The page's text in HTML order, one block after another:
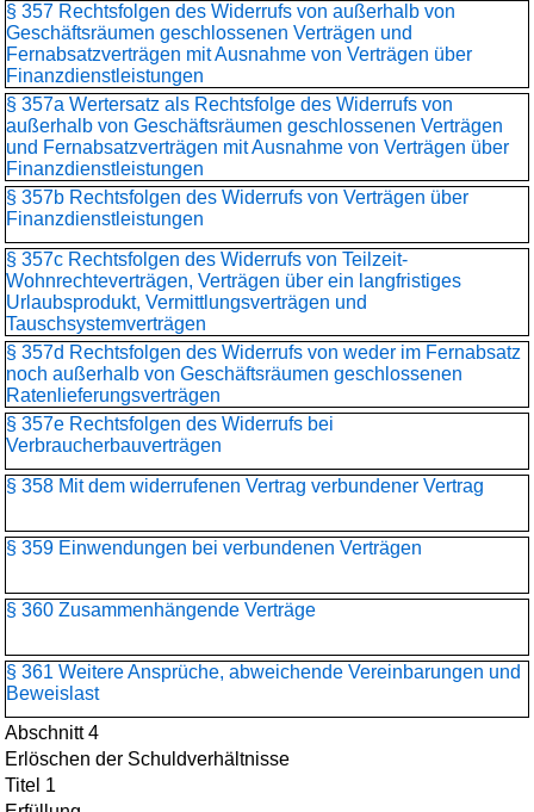
§ 357 Rechtsfolgen des Widerrufs von außerhalb von
Geschäftsräumen geschlossenen Verträgen und
Fernabsatzverträgen mit Ausnahme von Verträgen über
Finanzdienstleistungen
§ 357a Wertersatz als Rechtsfolge des Widerrufs von
außerhalb von Geschäftsräumen geschlossenen Verträgen
und Fernabsatzverträgen mit Ausnahme von Verträgen über
Finanzdienstleistungen
§ 357b Rechtsfolgen des Widerrufs von Verträgen über
Finanzdienstleistungen
§ 357c Rechtsfolgen des Widerrufs von Teilzeit-
Wohnrechteverträgen, Verträgen über ein langfristiges
Urlaubsprodukt, Vermittlungsverträgen und
Tauschsystemverträgen
§ 357d Rechtsfolgen des Widerrufs von weder im Fernabsatz
noch außerhalb von Geschäftsräumen geschlossenen
Ratenlieferungsverträgen
§ 357e Rechtsfolgen des Widerrufs bei
Verbraucherbauverträgen
§ 358 Mit dem widerrufenen Vertrag verbundener Vertrag
§ 359 Einwendungen bei verbundenen Verträgen
§ 360 Zusammenhängende Verträge
§ 361 Weitere Ansprüche, abweichende Vereinbarungen und
Beweislast
Abschnitt 4
Erlöschen der Schuldverhältnisse
Titel 1